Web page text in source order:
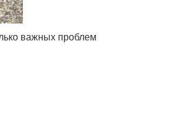
важных проблем